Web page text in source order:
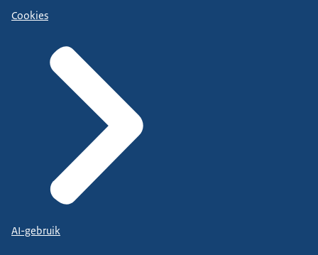
Cookies
AI-gebruik